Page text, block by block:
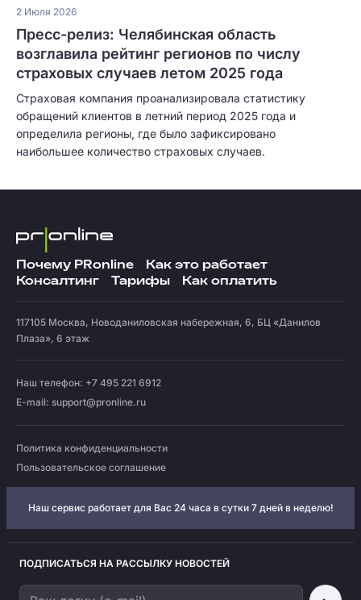
2 Июля 2026
Пресс-релиз: Челябинская область
возглавила рейтинг регионов по числу
страховых случаев летом 2025 года
Страховая компания проанализировала статистику
обращений клиентов в летний период 2025 года и
определила регионы, где было зафиксировано
наибольшее количество страховых случаев.
Почему PRonline
Как это работает
Консалтинг
Тарифы Как оплатить
117105 Москва, Новоданиловская набережная, 6, БЦ «Данилов
Плаза», 6 этаж
Наш телефон: +7 495 221 6912
E-mail: support@pronline.ru
Политика конфиденциальности
Пользовательское соглашение
Наш сервис работает для Вас 24 часа в сутки 7 дней в неделю!
ПОДПИСАТЬСЯ НА РАССЫЛКУ НОВОСТЕЙ